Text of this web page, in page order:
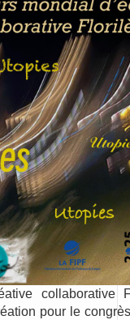
collaborative
pour le